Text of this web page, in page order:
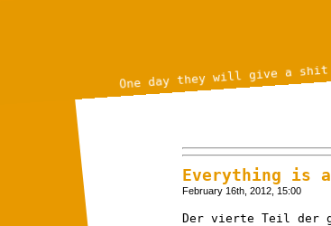
One day they will give a
Everything is
February 16th, 2012, 15:00
Der vierte Teil der